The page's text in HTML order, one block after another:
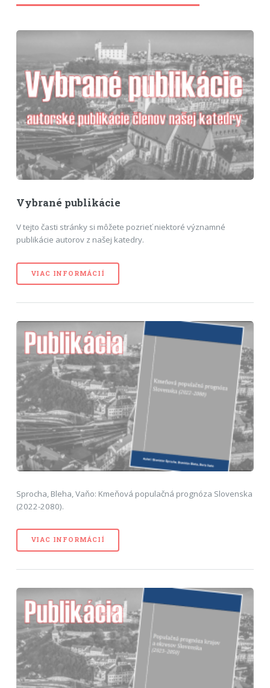
Vybrané publikácie
V tejto časti stránky si môžete pozrieť niektoré významné
publikácie autorov z našej katedry.
VIAC INFORMÁCIÍ
Sprocha, Bleha, Vaňo: Kmeňová populačná prognóza Slovenska
(2022-2080).
VIAC INFORMÁCIÍ